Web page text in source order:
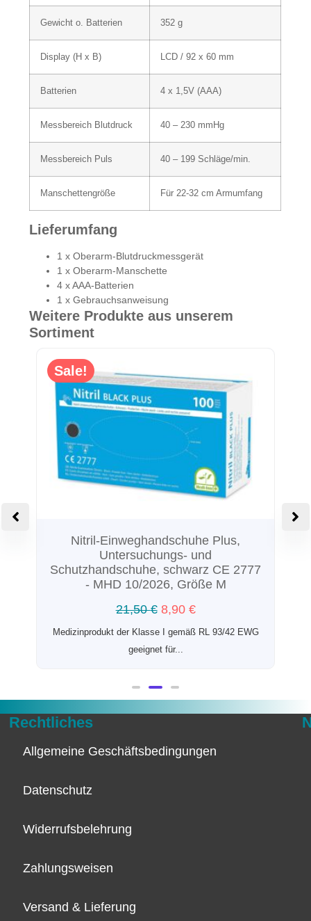
Gewicht o. Batterien 352 g
Display (H x B) LCD / 92 x 60 mm
Batterien 4 x 1,5V (AAA)
Messbereich Blutdruck 40 – 230 mmHg
Messbereich Puls 40 – 199 Schläge/min.
Manschettengröße Für 22-32 cm Armumfang
Lieferumfang
1 x Oberarm-Blutdruckmessgerät
1 x Oberarm-Manschette
4 x AAA-Batterien
1 x Gebrauchsanweisung
Weitere Produkte aus unserem
Sortiment
Sale!
Nitril-Einweghandschuhe Plus,
Untersuchungs- und
Schutzhandschuhe, schwarz CE 2777
- MHD 10/2026, Größe M
21,50€ 8,90 €
Medizinprodukt der Klasse I gemäß RL 93/42 EWG
geeignet für...
Rechtliches
Allgemeine Geschäftsbedingungen
Datenschutz
Widerrufsbelehrung
Zahlungsweisen
Versand & Lieferung